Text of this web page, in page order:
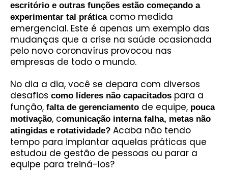
escritório e outras funções estão começando a
experimentar tal práticacomo medida
emergencial. Este é apenas um exemplo das
mudanças que a crise na saúde ocasionada
pelo novo coronavírus provocou nas
empresas de todo o mundo.
No dia a dia, você se depara com diversos
desafios como líderes não capacitados para a
função, falta de gerenciamento de equipe, pouca
motivação, comunicação interna falha, metas não
atingidas e rotatividade? Acaba não tendo
tempo para implantar aquelas práticas que
estudou de gestão de pessoas ou parar a
equipe para treiná-los?